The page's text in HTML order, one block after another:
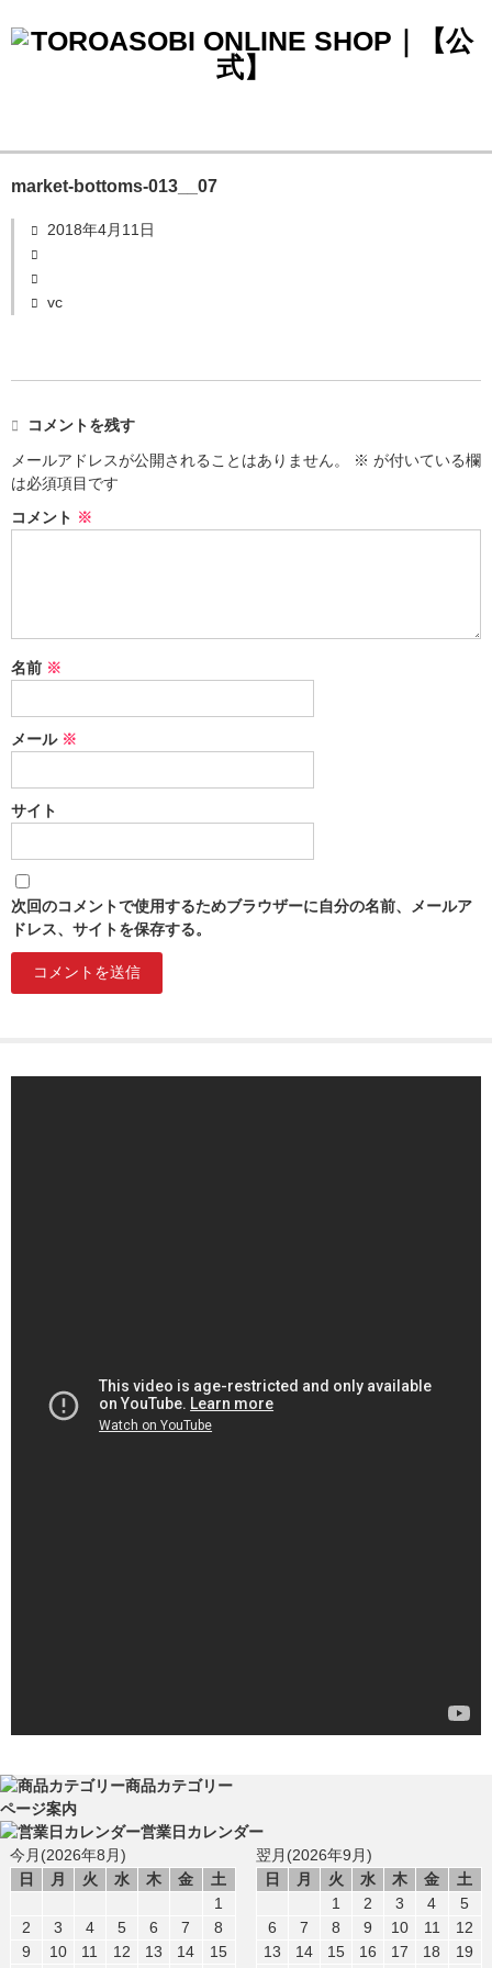
market-bottoms-013__07
2018年4月11日
vc
コメントを残す
メールアドレスが公開されることはありません。
※ が付いている欄
は必須項目です
コメント ※
名前 ※
メール ※
サイト
次回のコメントで使用するためブラウザーに自分の名前、メールア
ドレス、サイトを保存する。
商品カテゴリー
ページ案内
営業日カレンダー
今月(2026年8月)
日
月 火 水 木 金
土
1
2
3 4 5 6 7
8
9
10 11 12 13 14
15
翌月(2026年9月)
日
月 火 水 木 金
土
1
2 3 4
5
6
7 8 9 10 11
12
13
14 15 16 17 18
19